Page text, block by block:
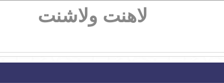
لاهنت ولاشنت